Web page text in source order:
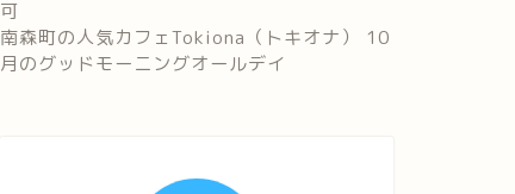
可
南森町の人気カフェTokiona（トキオナ） 10
月のグッドモーニングオールデイ